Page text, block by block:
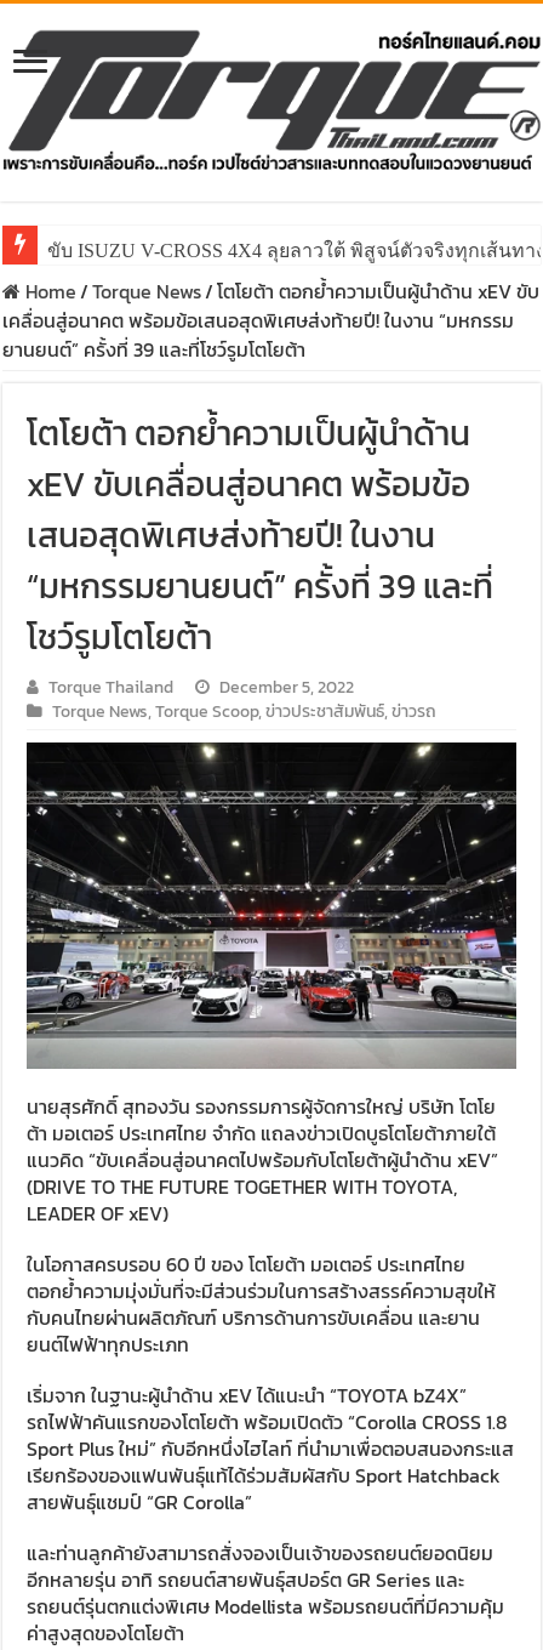
ขับ ISUZU V-CROSS 4X4 ลุยลาวใต้ พิสูจน์ตัวจริงทุกเส้นทา
Home/Torque News/โตโยต้า ตอกย้ำความเป็นผู้นำด้าน xEV ขับ
เคลื่อนสู่อนาคต พร้อมข้อเสนอสุดพิเศษส่งท้ายปี! ในงาน “มหกรรม
ยานยนต์” ครั้งที่ 39 และที่โชว์รูมโตโยต้า
โตโยต้า ตอกย้ำความเป็นผู้นำด้าน
xEV ขับเคลื่อนสู่อนาคต พร้อมข้อ
เสนอสุดพิเศษส่งท้ายปี! ในงาน
“มหกรรมยานยนต์” ครั้งที่ 39 และที่
โชว์รูมโตโยต้า
Torque Thailand
December 5, 2022
Torque News,Torque Scoop,ข่าวประชาสัมพันธ์,ข่าวรถ
นายสุรศักดิ์ สุทองวัน รองกรรมการผู้จัดการใหญ่ บริษัท โตโย
ต้า มอเตอร์ ประเทศไทย จำกัด แถลงข่าวเปิดบูธโตโยต้าภายใต้
แนวคิด “ขับเคลื่อนสู่อนาคตไปพร้อมกับโตโยต้าผู้นำด้าน xEV”
(DRIVE TO THE FUTURE TOGETHER WITH TOYOTA,
LEADER OF xEV)
ในโอกาสครบรอบ 60 ปี ของ โตโยต้า มอเตอร์ ประเทศไทย
ตอกย้ำความมุ่งมั่นที่จะมีส่วนร่วมในการสร้างสรรค์ความสุขให้
กับคนไทยผ่านผลิตภัณฑ์ บริการด้านการขับเคลื่อน และยาน
ยนต์ไฟฟ้าทุกประเภท
เริ่มจาก ในฐานะผู้นำด้าน xEV ได้แนะนำ “TOYOTA bZ4X”
รถไฟฟ้าคันแรกของโตโยต้า พร้อมเปิดตัว “Corolla CROSS 1.8
Sport Plus ใหม่” กับอีกหนึ่งไฮไลท์ ที่นำมาเพื่อตอบสนองกระแส
เรียกร้องของแฟนพันธุ์แท้ได้ร่วมสัมผัสกับ Sport Hatchback
สายพันธุ์แชมป์ “GR Corolla”
และท่านลูกค้ายังสามารถสั่งจองเป็นเจ้าของรถยนต์ยอดนิยม
อีกหลายรุ่น อาทิ รถยนต์สายพันธุ์สปอร์ต GR Series และ
รถยนต์รุ่นตกแต่งพิเศษ Modellista พร้อมรถยนต์ที่มีความคุ้ม
ค่าสูงสุดของโตโยต้า